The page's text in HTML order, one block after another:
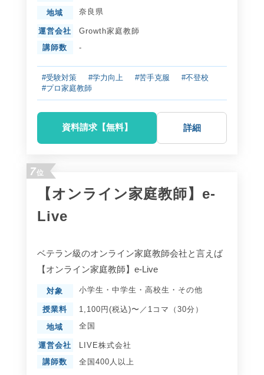
地域 奈良県
運営会社
Growth家庭教師
講師数
-
#受験対策 #学力向上 #苦手克服
#不登校
#プロ家庭教師
資料請求【無料】 詳細
7位
【オンライン家庭教師】e-
Live
ベテラン級のオンライン家庭教師会社と言えば
【オンライン家庭教師】e-Live
対象 小学生 ・ 中学生 ・ 高校生 ・ その他
授業料 1,100円(税込)〜／1コマ（30分）
地域 全国
運営会社
LIVE株式会社
講師数
全国400人以上